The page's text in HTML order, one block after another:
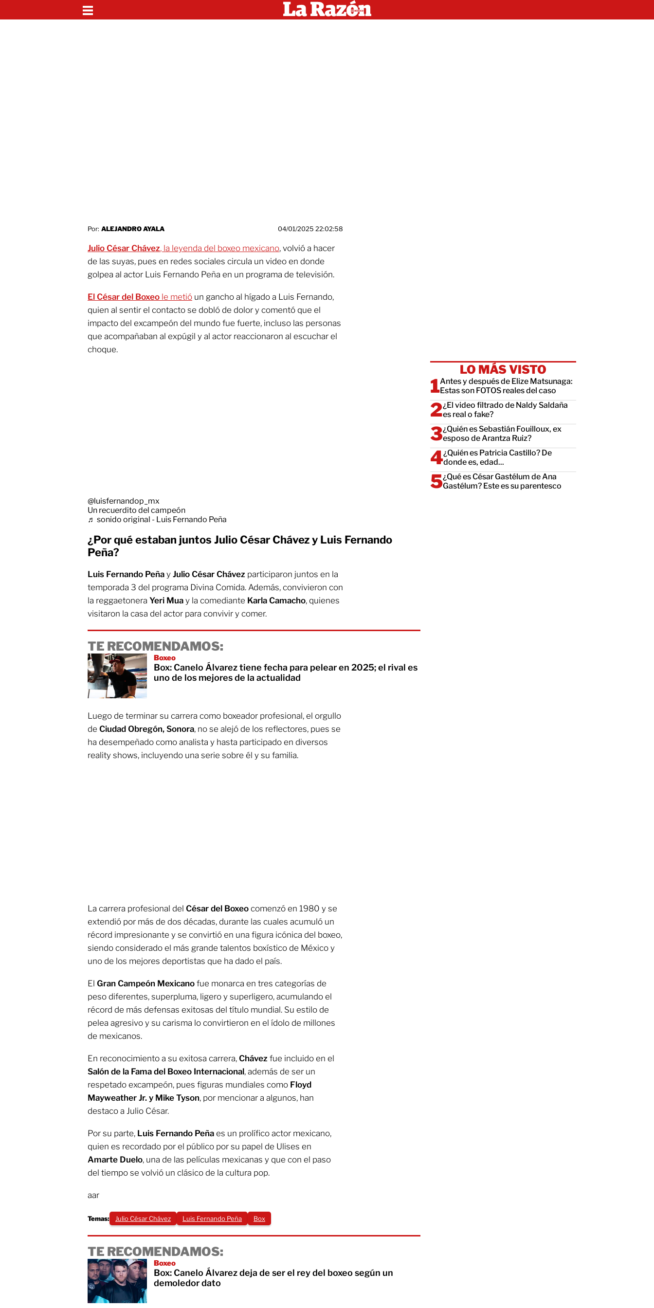
Por: ALEJANDRO AYALA 04/01/2025 22:02:58
Julio César Chávez, la leyenda del boxeo mexicano, volvió a hacer
de las suyas, pues en redes sociales circula un video en donde
golpea al actor Luis Fernando Peña en un programa de televisión.
El César del Boxeo le metió un gancho al hígado a Luis Fernando,
quien al sentir el contacto se dobló de dolor y comentó que el
impacto del excampeón del mundo fue fuerte, incluso las personas
que acompañaban al expúgil y al actor reaccionaron al escuchar el
choque.
@luisfernandop_mx
Un recuerdito del campeón
♬ sonido original - Luis Fernando Peña
¿Por qué estaban juntos Julio César Chávez y Luis Fernando
Peña?
Luis Fernando Peña y Julio César Chávez participaron juntos en la
temporada 3 del programa Divina Comida. Además, convivieron con
la reggaetonera Yeri Mua y la comediante Karla Camacho, quienes
visitaron la casa del actor para convivir y comer.
TE RECOMENDAMOS:
Boxeo
Box: Canelo Álvarez tiene fecha para pelear en 2025; el rival es
uno de los mejores de la actualidad
Luego de terminar su carrera como boxeador profesional, el orgullo
de Ciudad Obregón, Sonora, no se alejó de los reflectores, pues se
ha desempeñado como analista y hasta participado en diversos
reality shows, incluyendo una serie sobre él y su familia.
La carrera profesional del César del Boxeo comenzó en 1980 y se
extendió por más de dos décadas, durante las cuales acumuló un
récord impresionante y se convirtió en una figura icónica del boxeo,
siendo considerado el más grande talentos boxístico de México y
uno de los mejores deportistas que ha dado el país.
El Gran Campeón Mexicano fue monarca en tres categorías de
peso diferentes, superpluma, ligero y superligero, acumulando el
récord de más defensas exitosas del título mundial. Su estilo de
pelea agresivo y su carisma lo convirtieron en el ídolo de millones
de mexicanos.
En reconocimiento a su exitosa carrera, Chávez fue incluido en el
Salón de la Fama del Boxeo Internacional, además de ser un
respetado excampeón, pues figuras mundiales como Floyd
Mayweather Jr. y Mike Tyson, por mencionar a algunos, han
destaco a Julio César.
Por su parte, Luis Fernando Peña es un prolífico actor mexicano,
quien es recordado por el público por su papel de Ulises en
Amarte Duelo, una de las películas mexicanas y que con el paso
del tiempo se volvió un clásico de la cultura pop.
aar
Temas: Julio César Chávez Luis Fernando Peña Box
TE RECOMENDAMOS:
Boxeo
Box: Canelo Álvarez deja de ser el rey del boxeo según un
demoledor dato
LO MÁS VISTO
Antes y después de Elize Matsunaga:
Estas son FOTOS reales del caso
¿El video filtrado de Naldy Saldaña
es real o fake?
¿Quién es Sebastián Fouilloux, ex
esposo de Arantza Ruiz?
¿Quién es Patricia Castillo? De
donde es, edad...
¿Qué es César Gastélum de Ana
Gastélum? Este es su parentesco